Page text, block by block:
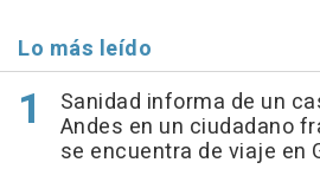
Lo más leído
Sanidad informa de un
Andes en un ciudadano
se encuentra de viaje en